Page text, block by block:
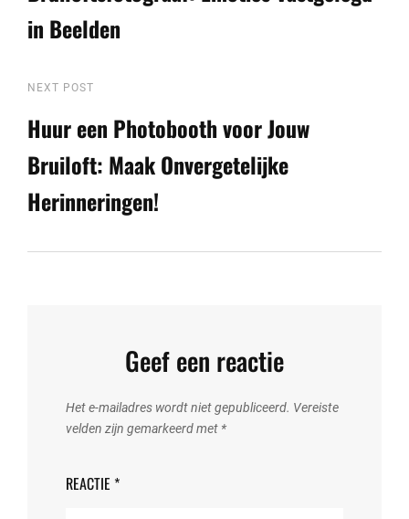
in Beelden
Next
Post
NEXT POST
Huur een Photobooth voor Jouw
Bruiloft: Maak Onvergetelijke
Herinneringen!
Geef een reactie
Het e-mailadres wordt niet gepubliceerd. Vereiste
velden zijn gemarkeerd met *
REACTIE *